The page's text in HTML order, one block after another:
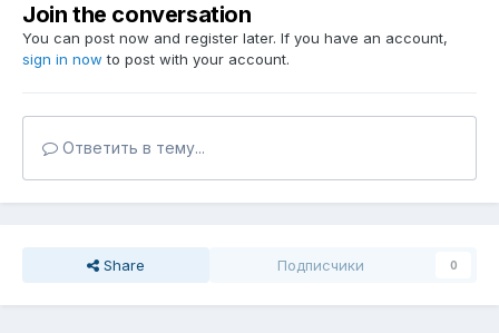
Join the conversation
You can post now and register later. If you have an account,
sign in now to post with your account.
Ответить в тему...
Share Подписчики 0